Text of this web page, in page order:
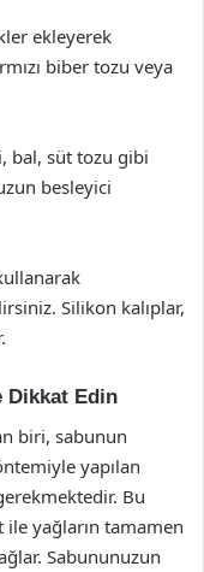
ekleyerek
biber tozu veya
bal, süt tozu gibi
besleyici
Silikon kalıplar,
Dikkat Edin
biri, sabunun
yapılan
Bu
yağların tamamen
Sabununuzun